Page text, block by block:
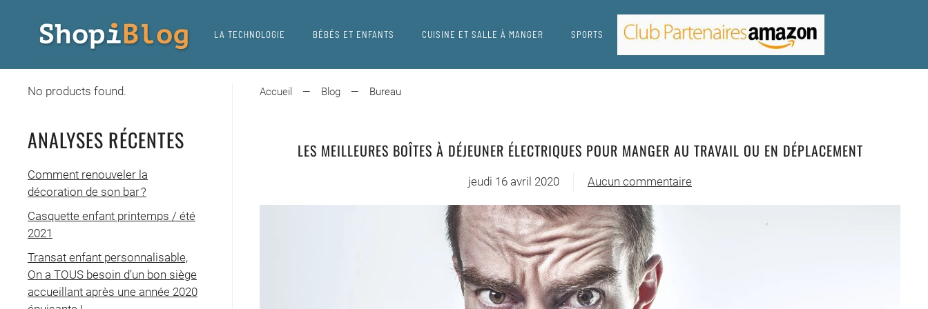
Skip
content
LA TECHNOLOGIE BÉBÉS ET ENFANTS CUISINE ET SALLE À MANGER SPORTS
Accueil Blog Bureau
LES MEILLEURES BOÎTES À DÉJEUNER ÉLECTRIQUES POUR MANGER AU TRAVAIL OU EN DÉPLACEMENT
jeudi 16 avril 2020 Aucun commentaire
sur
Les
meilleures
boîtes
à
déjeuner
électriques
No products found.
ANALYSES RÉCENTES
Comment renouveler la
décoration de son bar ?
Casquette enfant printemps / été
2021
Transat enfant personnalisable,
On a TOUS besoin d’un bon siège
accueillant après une année 2020